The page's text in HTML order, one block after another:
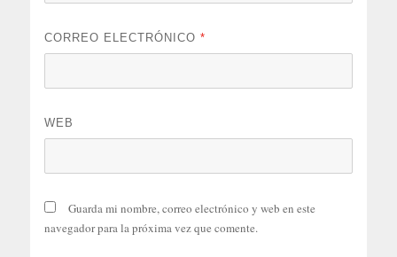
CORREO ELECTRÓNICO*
WEB
Guarda mi nombre, correo electrónico y web en este
navegador para la próxima vez que comente.